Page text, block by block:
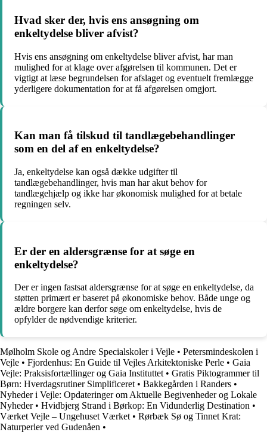
Hvad sker der, hvis ens ansøgning om
enkeltydelse bliver afvist?
Hvis ens ansøgning om enkeltydelse bliver afvist, har man
mulighed for at klage over afgørelsen til kommunen. Det er
vigtigt at læse begrundelsen for afslaget og eventuelt fremlægge
yderligere dokumentation for at få afgørelsen omgjort.
Kan man få tilskud til tandlægebehandlinger
som en del af en enkeltydelse?
Ja, enkeltydelse kan også dække udgifter til
tandlægebehandlinger, hvis man har akut behov for
tandlægehjælp og ikke har økonomisk mulighed for at betale
regningen selv.
Er der en aldersgrænse for at søge en
enkeltydelse?
Der er ingen fastsat aldersgrænse for at søge en enkeltydelse, da
støtten primært er baseret på økonomiske behov. Både unge og
ældre borgere kan derfor søge om enkeltydelse, hvis de
opfylder de nødvendige kriterier.
Mølholm Skole og Andre Specialskoler i Vejle • Petersmindeskolen i
Vejle • Fjordenhus: En Guide til Vejles Arkitektoniske Perle • Gaia
Vejle: Praksisfortællinger og Gaia Instituttet• Gratis Piktogrammer til
Børn: Hverdagsrutiner Simplificeret• Bakkegården i Randers •
Nyheder i Vejle: Opdateringer om Aktuelle Begivenheder og Lokale
Nyheder• Hvidbjerg Strand i Børkop: En Vidunderlig Destination •
Værket Vejle – Ungehuset Værket• Rørbæk Sø og Tinnet Krat:
Naturperler ved Gudenåen •